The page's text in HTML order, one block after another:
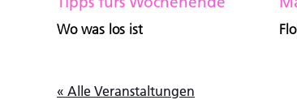
Wo was los ist
« Alle Veranstaltungen